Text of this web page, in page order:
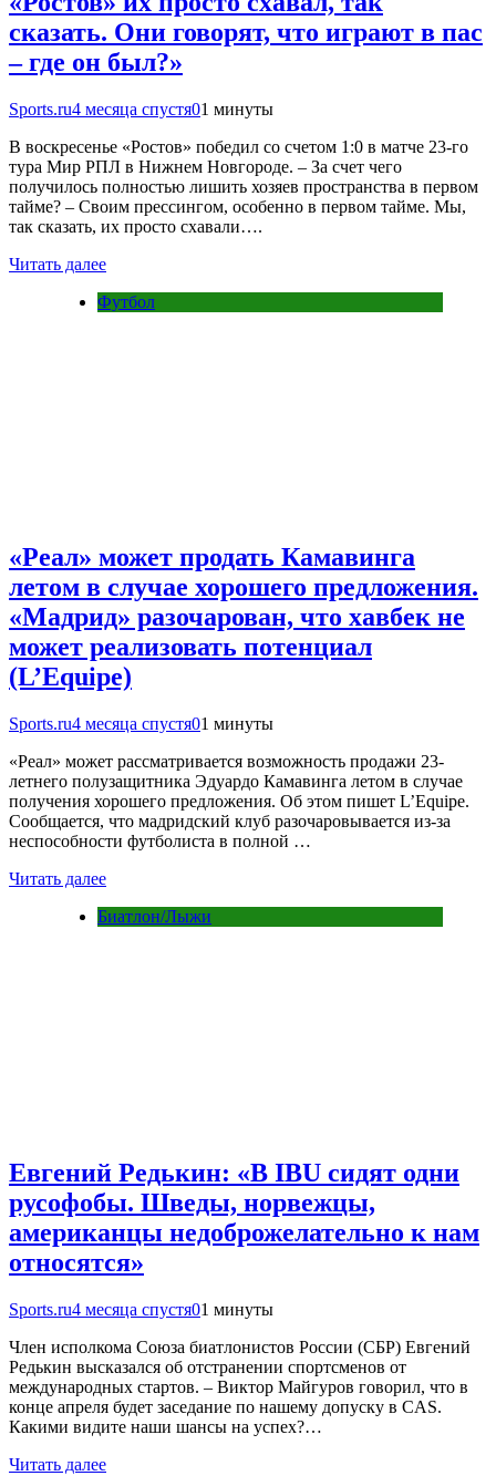
сказать. Они говорят, что играют в пас
– где он был?»
Sports.ru4 месяца спустя01 минуты
В воскресенье «Ростов» победил со счетом 1:0 в матче 23-го
тура Мир РПЛ в Нижнем Новгороде. – За счет чего
получилось полностью лишить хозяев пространства в первом
тайме? – Своим прессингом, особенно в первом тайме. Мы,
так сказать, их просто схавали….
Читать далее
Футбол
«Реал» может продать Камавинга
летом в случае хорошего предложения.
«Мадрид» разочарован, что хавбек не
может реализовать потенциал
(L’Equipe)
Sports.ru4 месяца спустя01 минуты
«Реал» может рассматривается возможность продажи 23-
летнего полузащитника Эдуардо Камавинга летом в случае
получения хорошего предложения. Об этом пишет L’Equipe.
Сообщается, что мадридский клуб разочаровывается из-за
неспособности футболиста в полной …
Читать далее
Биатлон/Лыжи
Евгений Редькин: «В IBU сидят одни
русофобы. Шведы, норвежцы,
американцы недоброжелательно к нам
относятся»
Sports.ru4 месяца спустя01 минуты
Член исполкома Союза биатлонистов России (СБР) Евгений
Редькин высказался об отстранении спортсменов от
международных стартов. – Виктор Майгуров говорил, что в
конце апреля будет заседание по нашему допуску в CAS.
Какими видите наши шансы на успех?…
Читать далее